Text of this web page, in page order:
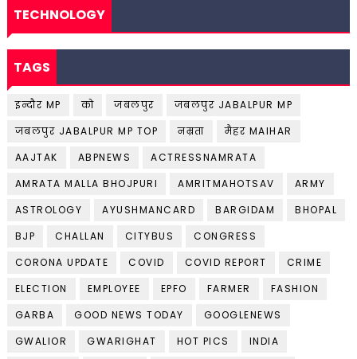
TECHNOLOGY
TAGS
इन्दौर MP को जबलपुर
जबलपुर JABALPUR MP
जबलपुर JABALPUR MP TOP
नम्रता
मैहर MAIHAR
AAJTAK
ABPNEWS
ACTRESSNAMRATA
AMRATA MALLA BHOJPURI
AMRITMAHOTSAV
ARMY
ASTROLOGY
AYUSHMANCARD BARGIDAM
BHOPAL
BJP
CHALLAN CITYBUS
CONGRESS
CORONA UPDATE
COVID COVID REPORT
CRIME
ELECTION
EMPLOYEE EPFO FARMER
FASHION
GARBA
GOOD NEWS TODAY
GOOGLENEWS
GWALIOR
GWARIGHAT HOT PICS
INDIA